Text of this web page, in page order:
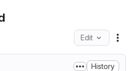
Edit
History